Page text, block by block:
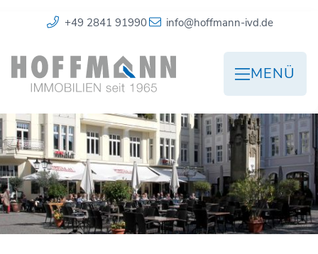
+49 2841 91990 info@hoffmann-ivd.de
MENÜ